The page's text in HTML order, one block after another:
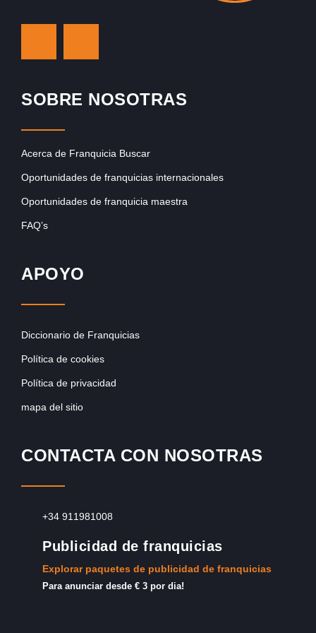
SOBRE NOSOTRAS
Acerca de Franquicia Buscar
Oportunidades de franquicias internacionales
Oportunidades de franquicia maestra
FAQ’s
APOYO
Diccionario de Franquicias
Política de cookies
Política de privacidad
mapa del sitio
CONTACTA CON NOSOTRAS
+34 911981008
Publicidad de franquicias
Explorar paquetes de publicidad de franquicias
Para anunciar desde € 3 por dia!